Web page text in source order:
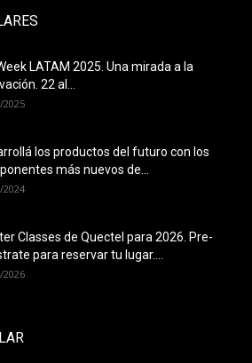
LATAM 2025. Una mirada a la
22 al...
2025
los productos del futuro con los
más nuevos de...
2024
Classes de Quectel para 2026. Pre-
para reservar tu lugar....
2026